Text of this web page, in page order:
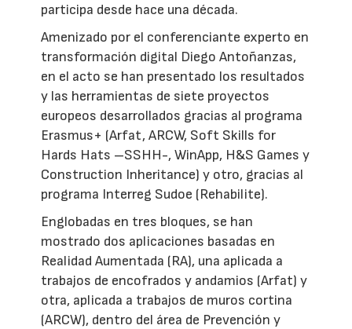
participa desde hace una década.
Amenizado por el conferenciante experto en
transformación digital Diego Antoñanzas,
en el acto se han presentado los resultados
y las herramientas de siete proyectos
europeos desarrollados gracias al programa
Erasmus+ (Arfat, ARCW, Soft Skills for
Hards Hats –SSHH-, WinApp, H&S Games y
Construction Inheritance) y otro, gracias al
programa Interreg Sudoe (Rehabilite).
Englobadas en tres bloques, se han
mostrado dos aplicaciones basadas en
Realidad Aumentada (RA), una aplicada a
trabajos de encofrados y andamios (Arfat) y
otra, aplicada a trabajos de muros cortina
(ARCW), dentro del área de Prevención y